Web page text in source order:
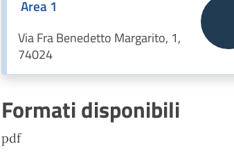
Area 1
Via Fra Benedetto Margarito, 1,
74024
Formati disponibili
pdf